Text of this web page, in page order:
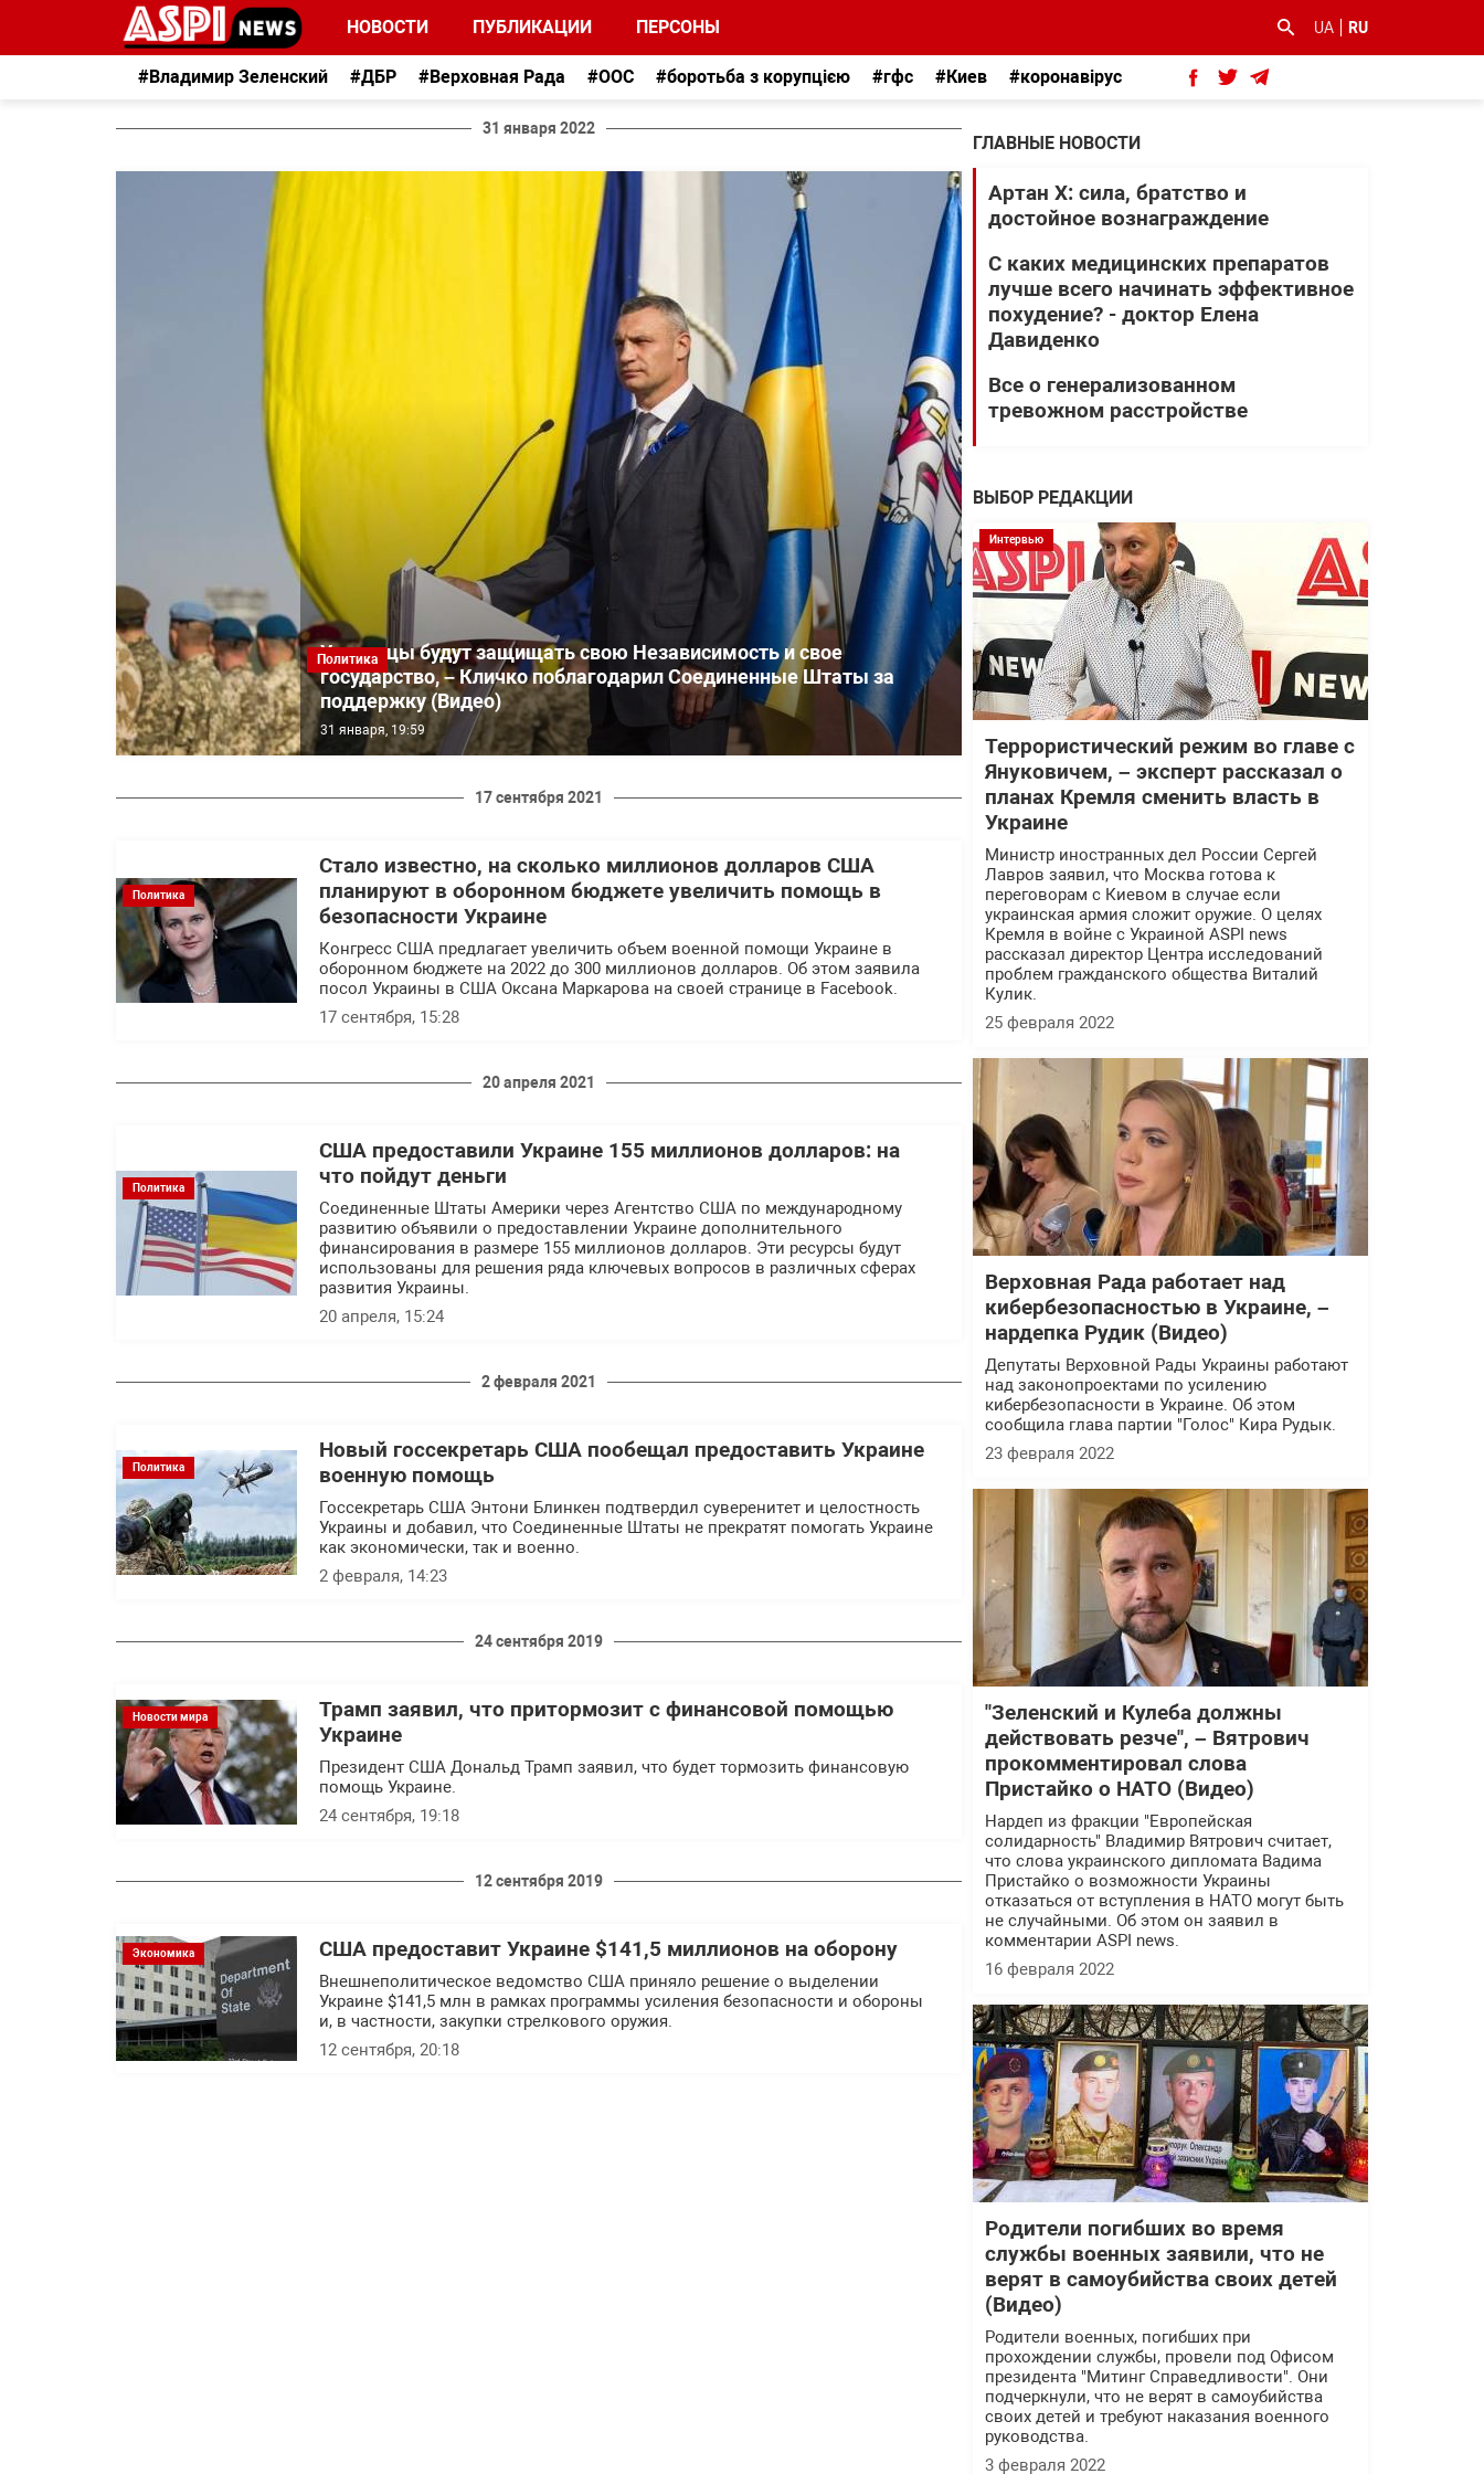
НОВОСТИ ПУБЛИКАЦИИ ПЕРСОНЫ UA RU
#Владимир Зеленский #ДБР #Верховная Рада #ООС #боротьба з корупцією #гфс #Киев #коронавірус
31 января 2022
Политика
Украинцы будут защищать свою Независимость и свое
государство, – Кличко поблагодарил Соединенные Штаты за
поддержку (Видео)
31 января, 19:59
17 сентября 2021
Политика
Стало известно, на сколько миллионов долларов США
планируют в оборонном бюджете увеличить помощь в
безопасности Украине
Конгресс США предлагает увеличить объем военной помощи Украине в
оборонном бюджете на 2022 до 300 миллионов долларов. Об этом заявила
посол Украины в США Оксана Маркарова на своей странице в Facebook.
17 сентября, 15:28
20 апреля 2021
Политика
США предоставили Украине 155 миллионов долларов: на
что пойдут деньги
Соединенные Штаты Америки через Агентство США по международному
развитию объявили о предоставлении Украине дополнительного
финансирования в размере 155 миллионов долларов. Эти ресурсы будут
использованы для решения ряда ключевых вопросов в различных сферах
развития Украины.
20 апреля, 15:24
2 февраля 2021
Политика
Новый госсекретарь США пообещал предоставить Украине
военную помощь
Госсекретарь США Энтони Блинкен подтвердил суверенитет и целостность
Украины и добавил, что Соединенные Штаты не прекратят помогать Украине
как экономически, так и военно.
2 февраля, 14:23
24 сентября 2019
Новости мира
Трамп заявил, что притормозит с финансовой помощью
Украине
Президент США Дональд Трамп заявил, что будет тормозить финансовую
помощь Украине.
24 сентября, 19:18
12 сентября 2019
Экономика США предоставит Украине $141,5 миллионов на оборону
Внешнеполитическое ведомство США приняло решение о выделении
Украине $141,5 млн в рамках программы усиления безопасности и обороны
и, в частности, закупки стрелкового оружия.
12 сентября, 20:18
ГЛАВНЫЕ НОВОСТИ
Артан Х: сила, братство и
достойное вознаграждение
С каких медицинских препаратов
лучше всего начинать эффективное
похудение? - доктор Елена
Давиденко
Все о генерализованном
тревожном расстройстве
ВЫБОР РЕДАКЦИИ
Интервью
Террористический режим во главе с
Януковичем, – эксперт рассказал о
планах Кремля сменить власть в
Украине
Министр иностранных дел России Сергей
Лавров заявил, что Москва готова к
переговорам с Киевом в случае если
украинская армия сложит оружие. О целях
Кремля в войне с Украиной ASPI news
рассказал директор Центра исследований
проблем гражданского общества Виталий
Кулик.
25 февраля 2022
Верховная Рада работает над
кибербезопасностью в Украине, –
нардепка Рудик (Видео)
Депутаты Верховной Рады Украины работают
над законопроектами по усилению
кибербезопасности в Украине. Об этом
сообщила глава партии "Голос" Кира Рудык.
23 февраля 2022
"Зеленский и Кулеба должны
действовать резче", – Вятрович
прокомментировал слова
Пристайко о НАТО (Видео)
Нардеп из фракции "Европейская
солидарность" Владимир Вятрович считает,
что слова украинского дипломата Вадима
Пристайко о возможности Украины
отказаться от вступления в НАТО могут быть
не случайными. Об этом он заявил в
комментарии ASPI news.
16 февраля 2022
Родители погибших во время
службы военных заявили, что не
верят в самоубийства своих детей
(Видео)
Родители военных, погибших при
прохождении службы, провели под Офисом
президента "Митинг Справедливости". Они
подчеркнули, что не верят в самоубийства
своих детей и требуют наказания военного
руководства.
3 февраля 2022